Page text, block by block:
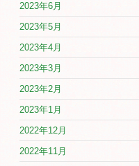
2023年6月
2023年5月
2023年4月
2023年3月
2023年2月
2023年1月
2022年12月
2022年11月